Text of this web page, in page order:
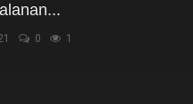
0 1